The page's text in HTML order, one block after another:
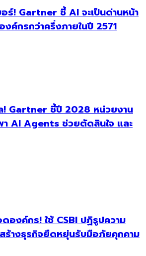
อร์! Gartner ชี้ AI จะเป็นด่านหน้า
ค์กรกว่าครึ่งภายในปี 2571
! Gartner ชี้ปี 2028 หน่วยงาน
AI Agents ช่วยตัดสินใจ และ
องค์กร! ใช้ CSBI ปฏิรูปความ
ร้างธุรกิจยืดหยุ่นรับมือภัยคุกคาม